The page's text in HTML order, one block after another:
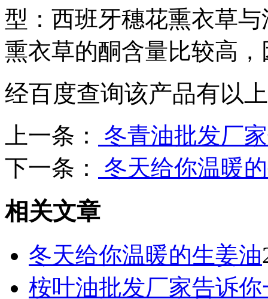
型：西班牙穗花熏衣草
熏衣草的酮含量比较高
经百度查询该产品有以
上一条：
冬青油批发厂
下一条：
冬天给你温暖
相关文章
冬天给你温暖的生姜油
桉叶油批发厂家告诉